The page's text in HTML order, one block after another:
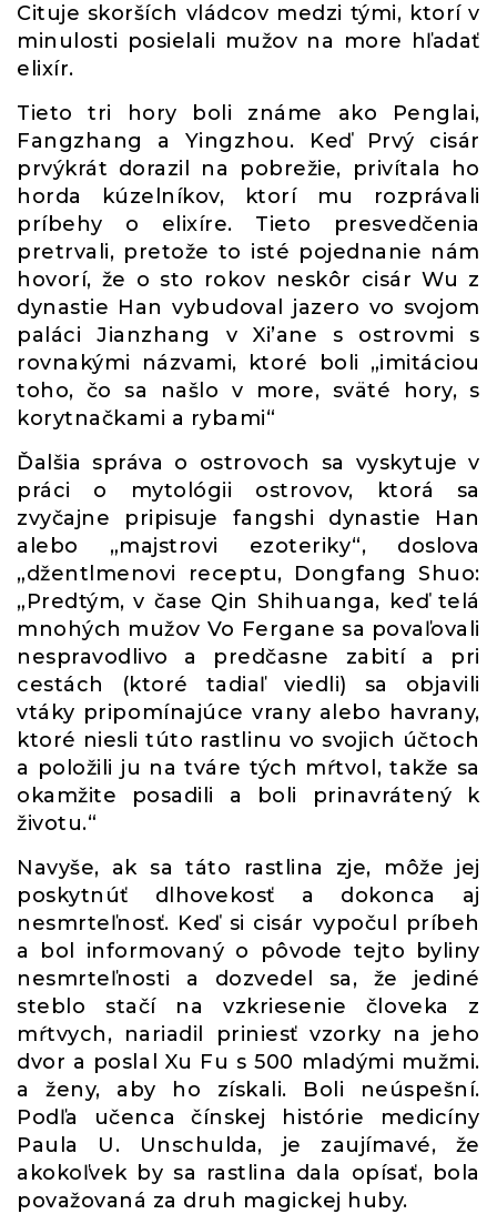
Cituje skorších vládcov medzi tými, ktorí v
minulosti posielali mužov na more hľadať
elixír.
Tieto tri hory boli známe ako Penglai,
Fangzhang a Yingzhou. Keď Prvý cisár
prvýkrát dorazil na pobrežie, privítala ho
horda kúzelníkov, ktorí mu rozprávali
príbehy o elixíre. Tieto presvedčenia
pretrvali, pretože to isté pojednanie nám
hovorí, že o sto rokov neskôr cisár Wu z
dynastie Han vybudoval jazero vo svojom
paláci Jianzhang v Xi’ane s ostrovmi s
rovnakými názvami, ktoré boli „imitáciou
toho, čo sa našlo v more, sväté hory, s
korytnačkami a rybami“
Ďalšia správa o ostrovoch sa vyskytuje v
práci o mytológii ostrovov, ktorá sa
zvyčajne pripisuje fangshi dynastie Han
alebo „majstrovi ezoteriky“, doslova
„džentlmenovi receptu, Dongfang Shuo:
„Predtým, v čase Qin Shihuanga, keď telá
mnohých mužov Vo Fergane sa povaľovali
nespravodlivo a predčasne zabití a pri
cestách (ktoré tadiaľ viedli) sa objavili
vtáky pripomínajúce vrany alebo havrany,
ktoré niesli túto rastlinu vo svojich účtoch
a položili ju na tváre tých mŕtvol, takže sa
okamžite posadili a boli prinavrátený k
životu.“
Navyše, ak sa táto rastlina zje, môže jej
poskytnúť dlhovekosť a dokonca aj
nesmrteľnosť. Keď si cisár vypočul príbeh
a bol informovaný o pôvode tejto byliny
nesmrteľnosti a dozvedel sa, že jediné
steblo stačí na vzkriesenie človeka z
mŕtvych, nariadil priniesť vzorky na jeho
dvor a poslal Xu Fu s 500 mladými mužmi.
a ženy, aby ho získali. Boli neúspešní.
Podľa učenca čínskej histórie medicíny
Paula U. Unschulda, je zaujímavé, že
akokoľvek by sa rastlina dala opísať, bola
považovaná za druh magickej huby.